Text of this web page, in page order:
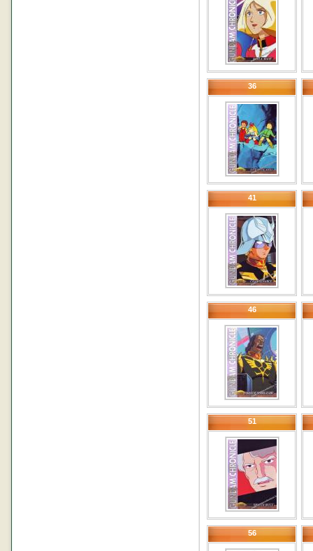
36
41
46
51
56